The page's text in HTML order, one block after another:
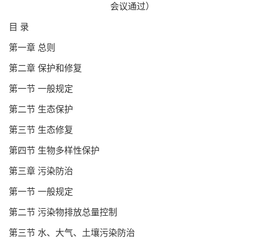
会议通过）
目 录
第一章 总则
第二章 保护和修复
第一节 一般规定
第二节 生态保护
第三节 生态修复
第四节 生物多样性保护
第三章 污染防治
第一节 一般规定
第二节 污染物排放总量控制
第三节 水、大气、土壤污染防治